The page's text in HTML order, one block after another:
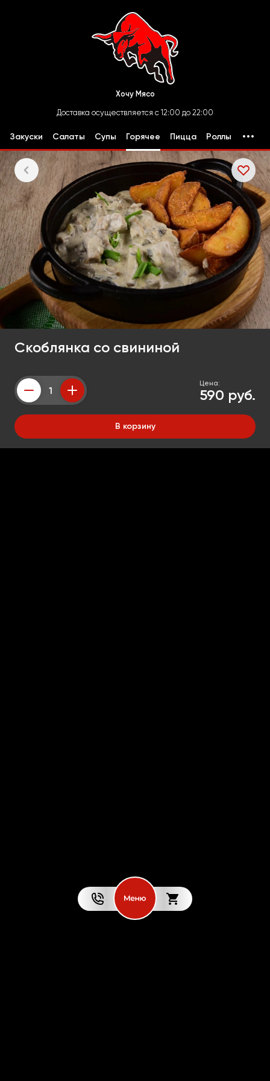
Хочу Мясо
Доставка осуществляется с 12:00 до 22:00
Закуски Салаты Супы Горячее Пицца Роллы
Скоблянка со свининой
Counter
Цена:
590 руб.
В корзину